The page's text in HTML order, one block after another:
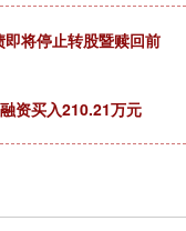
将停止转股暨赎回前
资买入210.21万元